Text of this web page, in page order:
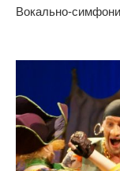
Вокально-